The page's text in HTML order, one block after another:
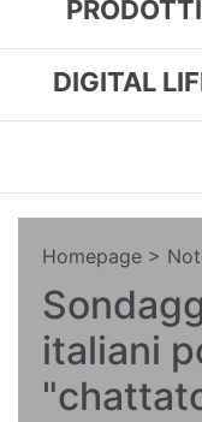
PRODOTTI
DIGITAL
Homepage >
italiani